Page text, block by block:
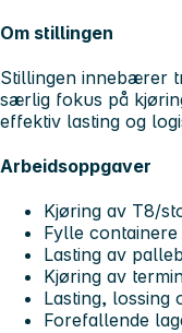
Om stillingen
Stillingen innebærer
særlig fokus på
effektiv lasting og
Arbeidsoppgaver
Kjøring av T8/
Fylle
Lasting av
Kjøring av
Lasting, lossing
Forefallende